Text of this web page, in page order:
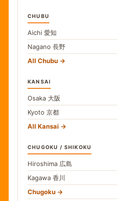
CHUBU
Aichi 愛知
Nagano 長野
All Chubu
KANSAI
Osaka 大阪
Kyoto 京都
All Kansai
CHUGOKU / SHIKOKU
Hiroshima 広島
Kagawa 香川
Chugoku